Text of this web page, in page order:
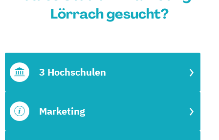
Lörrach gesucht?
Marketing
3 Hochschulen